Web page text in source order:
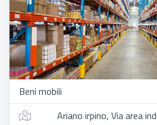
Beni mobili
Ariano irpino, Via area